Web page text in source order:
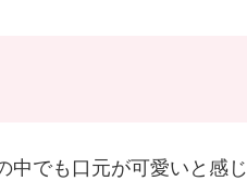
中でも口元が可愛いと感じ